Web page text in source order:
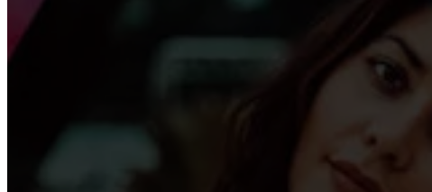
Politiet har beslaglagt et stort antal kobbergenstande
Politi gennemførte målrettet indsats mod ulovlige
BUSINESS